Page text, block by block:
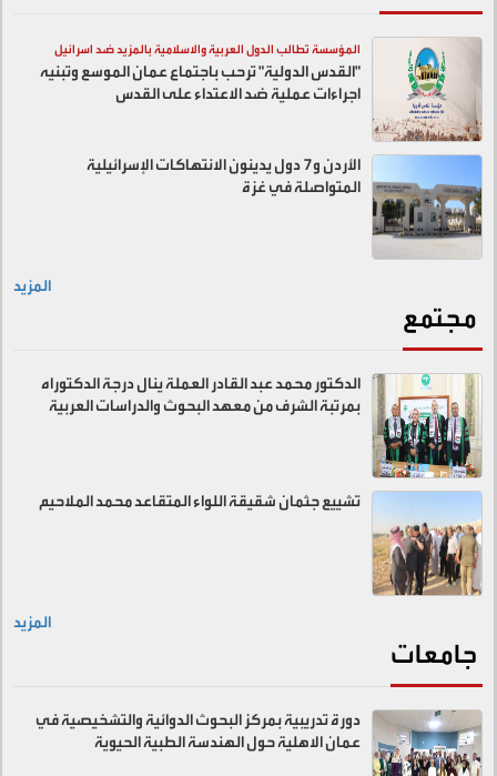
المؤسسة تطالب الدول العربية والاسلامية بالمزيد ضد اسرائيل
"القدس الدولية" ترحب باجتماع عمان الموسع وتبنيه
اجراءات عملية ضد الاعتداء على القدس
الأردن و7 دول يدينون الانتهاكات الإسرائيلية
المتواصلة في غزة
المزيد
مجتمع
الدكتور محمد عبد القادر العملة ينال درجة الدكتوراه
بمرتبة الشرف من معهد البحوث والدراسات العربية
تشييع جثمان شقيقة اللواء المتقاعد محمد الملاحيم
المزيد
جامعات
دورة تدريبية بمركز البحوث الدوائية والتشخيصية في
عمان الاهلية حول الهندسة الطبية الحيوية